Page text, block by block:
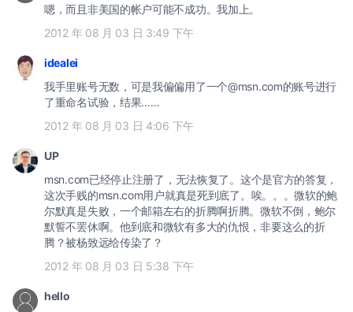
嗯，而且非美国的帐户可能不成功。我加上。
2012 年 08 月 03 日 3:49 下午
idealei
我手里账号无数，可是我偏偏用了一个@msn.com的账号进行
了重命名试验，结果……
2012 年 08 月 03 日 4:06 下午
UP
msn.com已经停止注册了，无法恢复了。这个是官方的答复，
这次手贱的msn.com用户就真是死到底了。唉。。。微软的鲍
尔默真是失败，一个邮箱左右的折腾啊折腾。微软不倒，鲍尔
默誓不罢休啊。他到底和微软有多大的仇恨，非要这么的折
腾？被杨致远给传染了？
2012 年 08 月 03 日 5:38 下午
hello